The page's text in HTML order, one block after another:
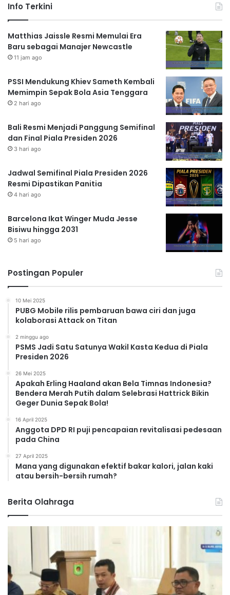
Info Terkini
Matthias Jaissle Resmi Memulai Era
Baru sebagai Manajer Newcastle
11 jam ago
PSSI Mendukung Khiev Sameth Kembali
Memimpin Sepak Bola Asia Tenggara
2 hari ago
Bali Resmi Menjadi Panggung Semifinal
dan Final Piala Presiden 2026
3 hari ago
Jadwal Semifinal Piala Presiden 2026
Resmi Dipastikan Panitia
4 hari ago
Barcelona Ikat Winger Muda Jesse
Bisiwu hingga 2031
5 hari ago
Postingan Populer
10 Mei 2025
PUBG Mobile rilis pembaruan bawa ciri dan juga
kolaborasi Attack on Titan
2 minggu ago
PSMS Jadi Satu Satunya Wakil Kasta Kedua di Piala
Presiden 2026
26 Mei 2025
Apakah Erling Haaland akan Bela Timnas Indonesia?
Bendera Merah Putih dalam Selebrasi Hattrick Bikin
Geger Dunia Sepak Bola!
16 April 2025
Anggota DPD RI puji pencapaian revitalisasi pedesaan
pada China
27 April 2025
Mana yang digunakan efektif bakar kalori, jalan kaki
atau bersih-bersih rumah?
Berita Olahraga